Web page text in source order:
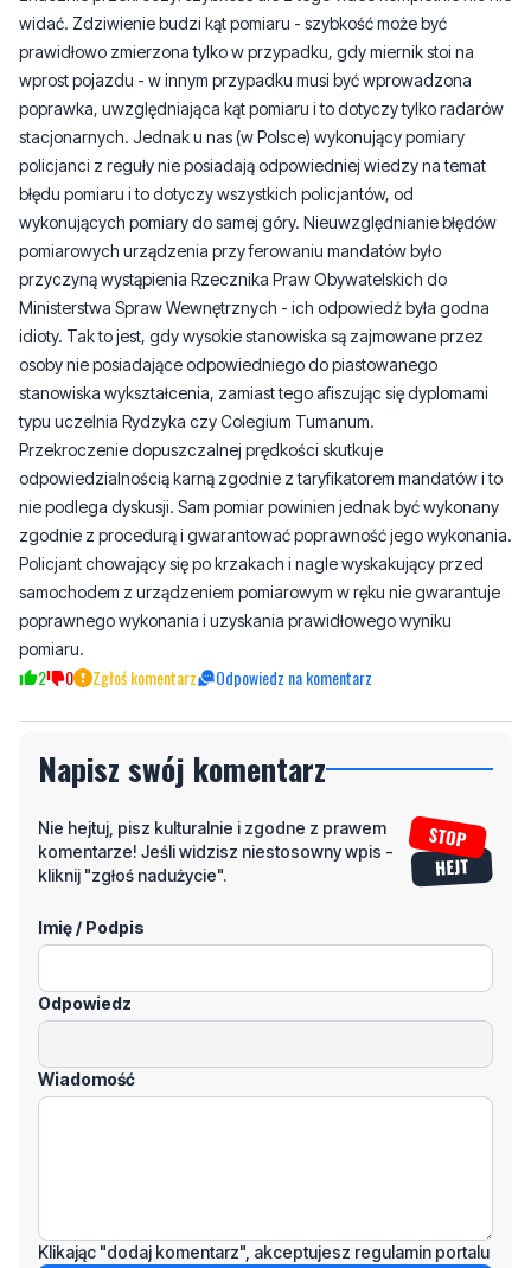
widać. Zdziwienie budzi kąt pomiaru - szybkość może być
prawidłowo zmierzona tylko w przypadku, gdy miernik stoi na
wprost pojazdu - w innym przypadku musi być wprowadzona
poprawka, uwzględniająca kąt pomiaru i to dotyczy tylko radarów
stacjonarnych. Jednak u nas (w Polsce) wykonujący pomiary
policjanci z reguły nie posiadają odpowiedniej wiedzy na temat
błędu pomiaru i to dotyczy wszystkich policjantów, od
wykonujących pomiary do samej góry. Nieuwzględnianie błędów
pomiarowych urządzenia przy ferowaniu mandatów było
przyczyną wystąpienia Rzecznika Praw Obywatelskich do
Ministerstwa Spraw Wewnętrznych - ich odpowiedź była godna
idioty. Tak to jest, gdy wysokie stanowiska są zajmowane przez
osoby nie posiadające odpowiedniego do piastowanego
stanowiska wykształcenia, zamiast tego afiszując się dyplomami
typu uczelnia Rydzyka czy Colegium Tumanum.
Przekroczenie dopuszczalnej prędkości skutkuje
odpowiedzialnością karną zgodnie z taryfikatorem mandatów i to
nie podlega dyskusji. Sam pomiar powinien jednak być wykonany
zgodnie z procedurą i gwarantować poprawność jego wykonania.
Policjant chowający się po krzakach i nagle wyskakujący przed
samochodem z urządzeniem pomiarowym w ręku nie gwarantuje
poprawnego wykonania i uzyskania prawidłowego wyniku
pomiaru.
2 0 Zgłoś komentarz Odpowiedz na komentarz
Napisz swój komentarz
Nie hejtuj, pisz kulturalnie i zgodne z prawem
komentarze! Jeśli widzisz niestosowny wpis -
kliknij "zgłoś nadużycie".
Imię / Podpis
Odpowiedz
Wiadomość
Klikając "dodaj komentarz", akceptujesz regulamin portalu